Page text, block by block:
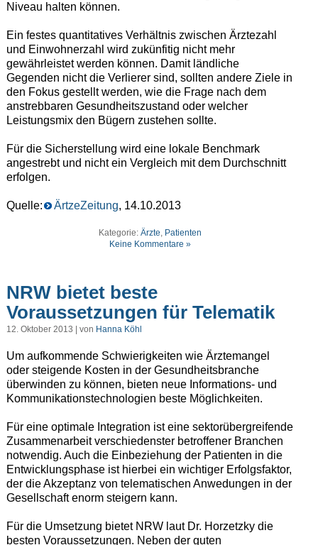
Niveau halten können.
Ein festes quantitatives Verhältnis zwischen Ärztezahl
und Einwohnerzahl wird zukünfitig nicht mehr
gewährleistet werden können. Damit ländliche
Gegenden nicht die Verlierer sind, sollten andere Ziele in
den Fokus gestellt werden, wie die Frage nach dem
anstrebbaren Gesundheitszustand oder welcher
Leistungsmix den Bügern zustehen sollte.
Für die Sicherstellung wird eine lokale Benchmark
angestrebt und nicht ein Vergleich mit dem Durchschnitt
erfolgen.
Quelle: ÄrtzeZeitung, 14.10.2013
Kategorie:Ärzte, Patienten
Keine Kommentare »
NRW bietet beste
Voraussetzungen für Telematik
12. Oktober 2013 | von Hanna Köhl
Um aufkommende Schwierigkeiten wie Ärztemangel
oder steigende Kosten in der Gesundheitsbranche
überwinden zu können, bieten neue Informations- und
Kommunikationstechnologien beste Möglichkeiten.
Für eine optimale Integration ist eine sektorübergreifende
Zusammenarbeit verschiedenster betroffener Branchen
notwendig. Auch die Einbeziehung der Patienten in die
Entwicklungsphase ist hierbei ein wichtiger Erfolgsfaktor,
der die Akzeptanz von telematischen Anwedungen in der
Gesellschaft enorm steigern kann.
Für die Umsetzung bietet NRW laut Dr. Horzetzky die
besten Voraussetzungen. Neben der guten